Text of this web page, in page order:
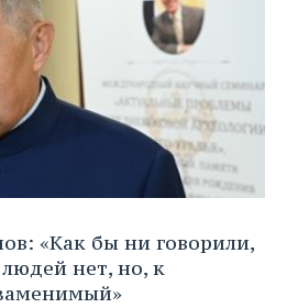
«Как бы ни говорили,
нет, но, к